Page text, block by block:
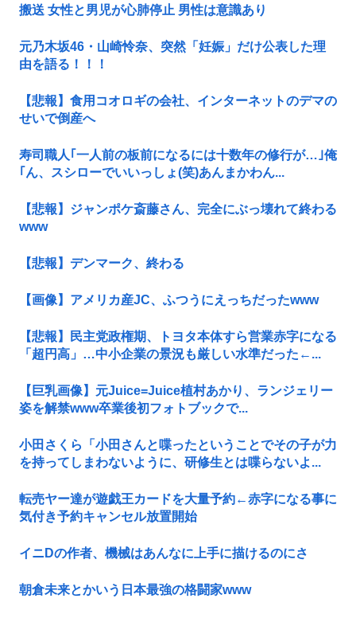
搬送 女性と男児が心肺停止 男性は意識あり
元乃木坂46・山崎怜奈、突然「妊娠」だけ公表した理
由を語る！！！
【悲報】食用コオロギの会社、インターネットのデマの
せいで倒産へ
寿司職人｢一人前の板前になるには十数年の修行が…｣俺
｢ん、スシローでいいっしょ(笑)あんまかわん...
【悲報】ジャンポケ斎藤さん、完全にぶっ壊れて終わる
www
【悲報】デンマーク、終わる
【画像】アメリカ産JC、ふつうにえっちだったwww
【悲報】民主党政権期、トヨタ本体すら営業赤字になる
「超円高」…中小企業の景況も厳しい水準だった←...
【巨乳画像】元Juice=Juice植村あかり、ランジェリー
姿を解禁www卒業後初フォトブックで...
小田さくら「小田さんと喋ったということでその子が力
を持ってしまわないように、研修生とは喋らないよ...
転売ヤー達が遊戯王カードを大量予約←赤字になる事に
気付き予約キャンセル放置開始
イニDの作者、機械はあんなに上手に描けるのにさ
朝倉未来とかいう日本最強の格闘家www